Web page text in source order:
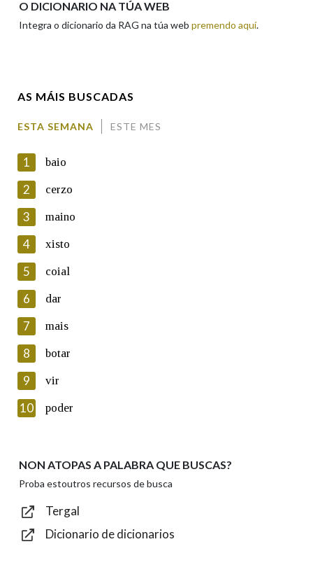
En cumprimento da normativa vixente en materia de
Protección de Datos de Carácter Persoal, a Real Academia
Galega informa a aqueles usuarios que faciliten o seu correo
electrónico, así como calquera outra información de carácter
persoal, que estes datos serán obxecto de tratamento
automatizado de carácter confidencial e incorporados aos seus
ficheiros informáticos. Así mesmo, os usuarios poderán exercer o
seu dereito de acceso, rectificación, oposición e cancelación dos
seus datos poñéndose en contacto connosco.
Lin e acepto as condicións da política de
Introduce o código que aparece na imaxe:
Texto de verificación
O DICIONARIO NA TÚA WEB
Integra o dicionario da RAG na túa web premendo aquí.
AS MÁIS BUSCADAS
ESTA SEMANA ESTE MES
1 baio
2 cerzo
3 maino
4 xisto
5 coial
6 dar
7 mais
8 botar
9 vir
10 poder
NON ATOPAS A PALABRA QUE BUSCAS?
Proba estoutros recursos de busca
Tergal
Dicionario de dicionarios